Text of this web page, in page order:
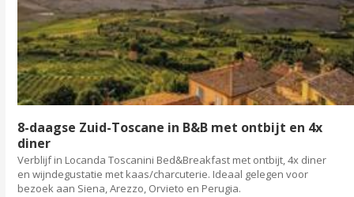
8-daagse Zuid-Toscane in B&B met ontbijt en 4x
diner
Verblijf in Locanda Toscanini Bed&Breakfast met ontbijt, 4x diner
en wijndegustatie met kaas/charcuterie. Ideaal gelegen voor
bezoek aan Siena, Arezzo, Orvieto en Perugia.